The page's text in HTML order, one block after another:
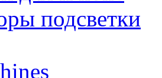
подсветки